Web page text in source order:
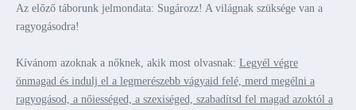
Az előző táborunk jelmondata: Sugározz! A világnak szüksége van a
ragyogásodra!
Kívánom azoknak a nőknek, akik most olvasnak: Legyél végre
önmagad és indulj el a legmerészebb vágyaid felé, merd megélni a
ragyogásod, a nőiességed, a szexiséged, szabadítsd fel magad azoktól a